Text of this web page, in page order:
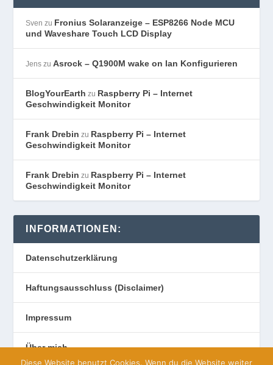
Sven zu Fronius Solaranzeige – ESP8266 Node MCU
und Waveshare Touch LCD Display
Jens zuAsrock – Q1900M wake on lan Konfigurieren
BlogYourEarth zu Raspberry Pi – Internet
Geschwindigkeit Monitor
Frank Drebin zu Raspberry Pi – Internet
Geschwindigkeit Monitor
Frank Drebin zu Raspberry Pi – Internet
Geschwindigkeit Monitor
INFORMATIONEN:
Datenschutzerklärung
Haftungsausschluss (Disclaimer)
Impressum
Über mich
Diese Website benutzt Cookies. Wenn du die Website weiter